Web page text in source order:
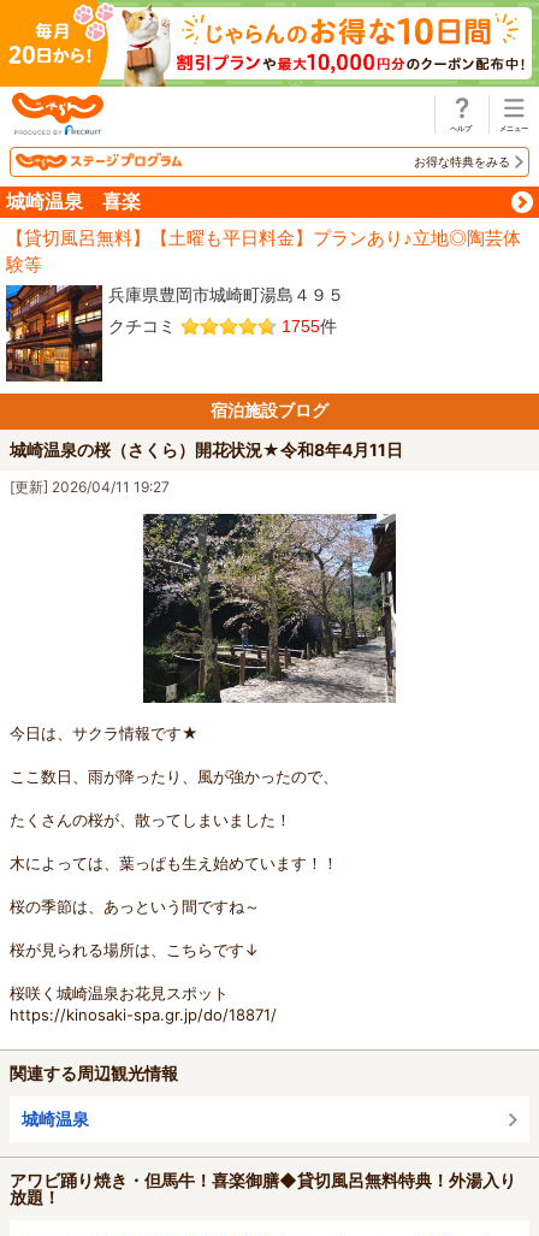
お得な特典をみる
城崎温泉 喜楽
【貸切風呂無料】【土曜も平日料金】プランあり♪立地◎陶芸体
験等
兵庫県豊岡市城崎町湯島４９５
クチコミ
1755件
宿泊施設ブログ
城崎温泉の桜（さくら）開花状況★令和8年4月11日
[更新] 2026/04/11 19:27
今日は、サクラ情報です★
ここ数日、雨が降ったり、風が強かったので、
たくさんの桜が、散ってしまいました！
木によっては、葉っぱも生え始めています！！
桜の季節は、あっという間ですね～
桜が見られる場所は、こちらです↓
桜咲く城崎温泉お花見スポット
https://kinosaki-spa.gr.jp/do/18871/
関連する周辺観光情報
城崎温泉
アワビ踊り焼き・但馬牛！喜楽御膳◆貸切風呂無料特典！外湯入り
放題！